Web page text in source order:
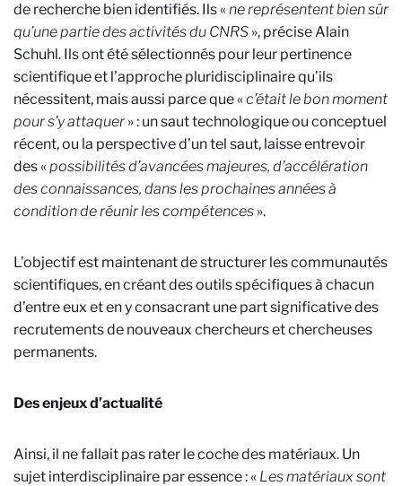
de recherche bien identifiés. Ils «ne représentent bien sûr
qu’une partie des activités du CNRS », précise Alain
Schuhl. Ils ont été sélectionnés pour leur pertinence
scientifique et l’approche pluridisciplinaire qu’ils
nécessitent, mais aussi parce que «c’était le bon moment
pour s’y attaquer » : un saut technologique ou conceptuel
récent, ou la perspective d’un tel saut, laisse entrevoir
des «possibilités d’avancées majeures, d’accélération
des connaissances, dans les prochaines années à
condition de réunir les compétences ».
L’objectif est maintenant de structurer les communautés
scientifiques, en créant des outils spécifiques à chacun
d’entre eux et en y consacrant une part significative des
recrutements de nouveaux chercheurs et chercheuses
permanents.
Des enjeux d’actualité
Ainsi, il ne fallait pas rater le coche des matériaux. Un
sujet interdisciplinaire par essence : « Les matériaux sont